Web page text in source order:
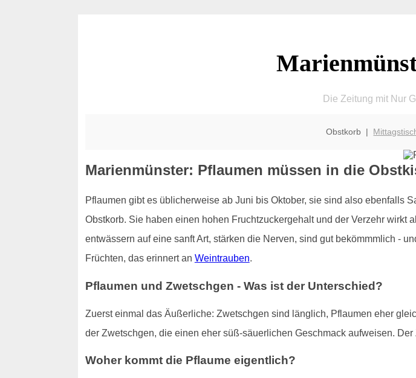
Die Zeitung mit Nur
Obstkorb |
Marienmünster: Pflaumen müssen in die
Pflaumen gibt es üblicherweise ab Juni bis Oktober, sie sind also ebenfalls
Obstkorb. Sie haben einen hohen Fruchtzuckergehalt und der Verzehr wirkt
entwässern auf eine sanft Art, stärken die Nerven, sind gut bekömmmlich -
Früchten, das erinnert an Weintrauben.
Pflaumen und Zwetschgen - Was ist der Unterschied?
Zuerst einmal das Äußerliche: Zwetschgen sind länglich, Pflaumen eher
der Zwetschgen, die einen eher süß-säuerlichen Geschmack aufweisen.
Woher kommt die Pflaume eigentlich?